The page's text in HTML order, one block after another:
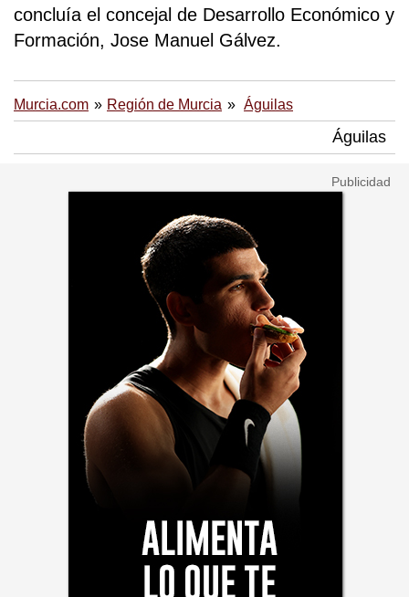
concluía el concejal de Desarrollo Económico y
Formación, Jose Manuel Gálvez.
Murcia.com Región de Murcia Águilas
Águilas